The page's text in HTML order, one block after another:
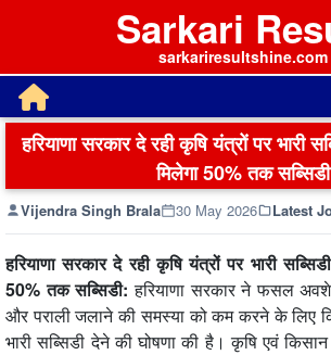
Sarkari
sarkariresultshine.com
हरियाणा सरकार दे रही कृषि यंत्रों पर भारी
मिलेगा 50% तक सब्सिडी
Vijendra Singh Brala 30 May 2026 Latest
हरियाणा सरकार दे रही कृषि यंत्रों पर भारी
50% तक सब्सिडी: हरियाणा सरकार ने फसल
और पराली जलाने की समस्या को कम करने के लिए
भारी सब्सिडी देने की घोषणा की है। कृषि एवं किसान